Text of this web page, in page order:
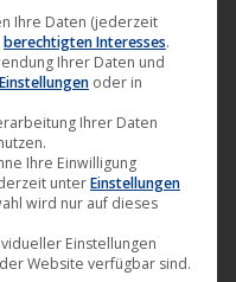
von Boris
Label
Ihre Daten (jederzeit
berechtigten Interesses.
Ihrer Daten und
Einstellungen oder in
Ihrer Daten
Ihre Einwilligung
unterEinstellungen
wird nur auf dieses
Einstellungen
Website verfügbar sind.